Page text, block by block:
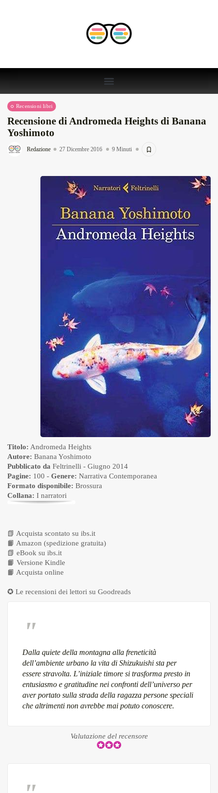
Recensioni libri
Recensione di Andromeda Heights di Banana
Yoshimoto
Redazione 27 Dicembre 2016 9 Minuti
Titolo: Andromeda Heights
Autore: Banana Yoshimoto
Pubblicato da Feltrinelli - Giugno 2014
Pagine: 100 - Genere: Narrativa Contemporanea
Formato disponibile: Brossura
Collana: I narratori
📗 Acquista scontato su ibs.it
📙 Amazon (spedizione gratuita)
📗 eBook su ibs.it
📙 Versione Kindle
📙 Acquista online
✪ Le recensioni dei lettori su Goodreads
Dalla quiete della montagna alla freneticità
dell’ambiente urbano la vita di Shizukuishi sta per
essere stravolta. L’iniziale timore si trasforma presto in
entusiasmo e gratitudine nei confronti dell’universo per
aver portato sulla strada della ragazza persone speciali
che altrimenti non avrebbe mai potuto conoscere.
Valutazione del recensore